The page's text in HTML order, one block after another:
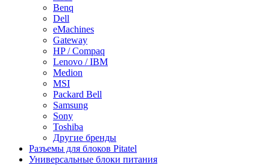
Benq
Dell
eMachines
Gateway
HP / Compaq
Lenovo / IBM
Medion
MSI
Packard Bell
Samsung
Sony
Toshiba
Другие бренды
Разъемы для блоков Pitatel
Универсальные блоки питания